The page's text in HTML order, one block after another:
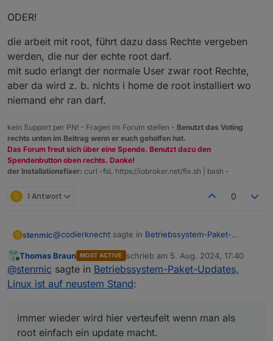
ODER!
die arbeit mit root, führt dazu dass Rechte vergeben
werden, die nur der echte root darf.
mit sudo erlangt der normale User zwar root Rechte,
aber da wird z. b. nichts i home de root installiert wo
niemand ehr ran darf.
kein Support per PN! - Fragen im Forum stellen - Benutzt das Voting
rechts unten im Beitrag wenn er euch geholfen hat.
Das Forum freut sich über eine Spende. Benutzt dazu den
Spendenbutton oben rechts. Danke!
der Installationsfixer: curl -fsL https://iobroker.net/fix.sh | bash -
S 1 Antwort 0
S stenmic@codierknecht sagte in Betriebssystem-Paket-
@luder
Man fummelt grundsätzlich nicht als "root" im
System rum!
bitte erkläre mir jetzt mal den Unterschied…
als root mit sudo das System aktualisieren.
als user mit sudo das System aktualisieren.
alle 3 Varianten sollten doch zum gleichen Ergebnis
Online
Thomas Braun MOST ACTIVE schrieb am 5. Aug. 2024, 17:40
zuletzt editiert von
@stenmic sagte in Betriebssystem-Paket-Updates,
Linux ist auf neustem Stand:
immer wieder wird hier verteufelt wenn man als
root einfach ein update macht.